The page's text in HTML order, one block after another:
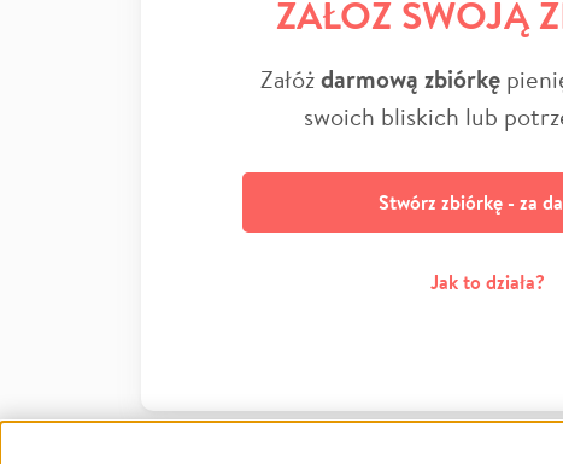
ZAŁÓŻ SWOJĄ
Załóżdarmową zbiórkę
swoich bliskich lub
Stwórz zbiórkę - za
Jak to działa?